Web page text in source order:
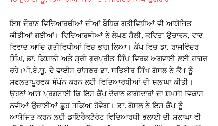
ਇਸ ਦੌਰਾਨ ਵਿਦਿਆਰਥੀਆਂ ਦੀਆਂ ਬੌਧਿਕ ਗਤੀਵਿਧੀਆਂ ਵੀ ਆਯੋਜਿਤ
ਕੀਤੀਆਂ ਗਈਆਂ। ਵਿਦਿਆਰਥੀਆਂ ਨੇ ਲੇਖਣ ਸ਼ੈਲੀ, ਕਵਿਤਾ ਉਚਾਰਨ, ਵਾਦ-
ਵਿਵਾਦ ਆਦਿ ਗਤੀਵਿਧੀਆਂ ਵਿਚ ਭਾਗ ਲਿਆ। ਕੈਂਪ ਵਿਚ ਡਾ. ਰਾਜਵਿੰਦਰ
ਸਿੰਘ, ਡਾ. ਕਿਸ਼ਾਨੀ ਅਤੇ ਸ਼੍ਰੀ ਗੁਰਪ੍ਰੀਤ ਸਿੰਘ ਵਿਰਕ ਅਗਵਾਈ ਲਈ ਹਾਜ਼ਰ
ਰਹੇ।ਪੀ.ਏ.ਯੂ. ਦੇ ਵਾਈਸ ਚਾਂਸਲਰ ਡਾ. ਸਤਿਬੀਰ ਸਿੰਘ ਗੋਸਲ ਨੇ ਕੈਂਪ ਨੂੰ
ਸਫਲਤਾਪੂਰਵਕ ਸੰਪੰਨ ਕਰਨ ਲਈ ਵਿਦਿਆਰਥੀਆਂ ਦੀ ਸ਼ਲਾਘਾ ਕੀਤੀ।
ਉਹਨਾਂ ਆਸ ਪ੍ਰਗਟਾਈ ਕਿ ਇਸ ਕੈਂਪ ਦੌਰਾਨ ਭਾਗੀਦਾਰਾਂ ਦਾ ਸ਼ਖ਼ਸੀ ਵਿਕਾਸ
ਨਵੀਆਂ ਉਚਾਈਆਂ ਛੂਹ ਸਕਿਆ ਹੋਵੇਗਾ। ਡਾ. ਗੋਸਲ ਨੇ ਇਸ ਕੈਂਪ ਨੂੰ
ਆਯੋਜਿਤ ਕਰਨ ਲਈ ਡਾਇਰੈਕਟੋਰੇਟ ਵਿਦਿਆਰਥੀ ਭਲਾਈ ਦੀ ਸ਼ਲਾਘਾ ਵੀ